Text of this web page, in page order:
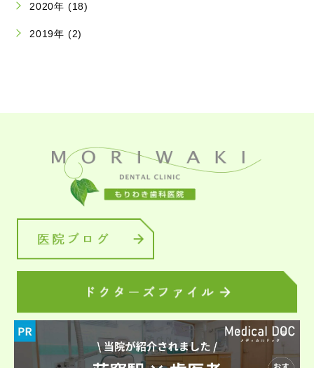
2020年 (18)
2019年 (2)